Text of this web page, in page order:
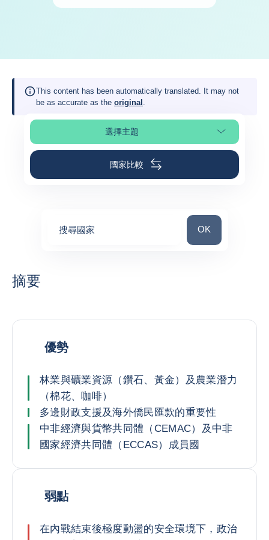
This content has been automatically translated. It may not
be as accurate as the original .
選擇主題選擇頁面段落
國家比較
搜尋國家 搜尋國家
OK
摘要
優勢
林業與礦業資源（鑽石、黃金）及農業潛力
（棉花、咖啡）
多邊財政支援及海外僑民匯款的重要性
中非經濟與貨幣共同體（CEMAC）及中非
國家經濟共同體（ECCAS）成員國
弱點
在內戰結束後極度動盪的安全環境下，政治